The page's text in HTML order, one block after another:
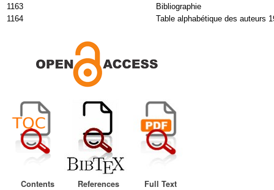
1163
Bibliographie
1164
Table alphabétique des auteurs
Contents References Full Text